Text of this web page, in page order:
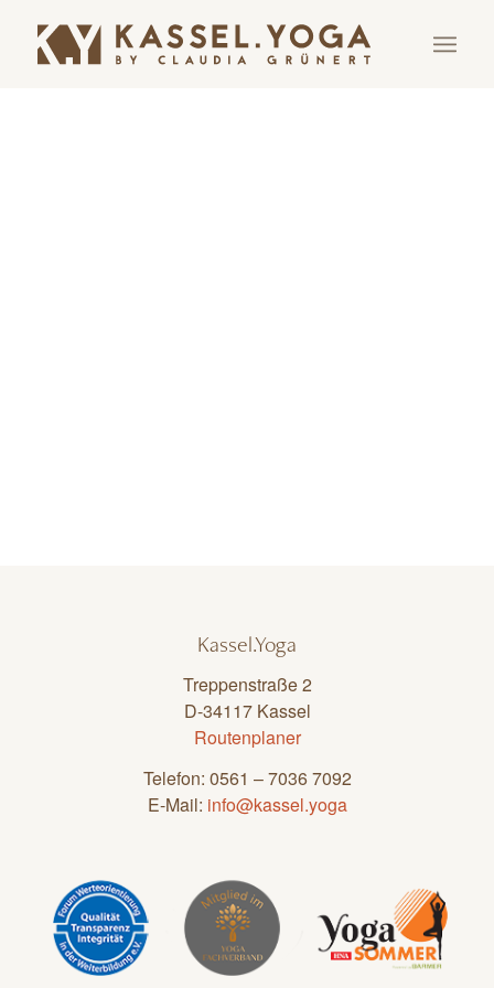
Kassel.Yoga
Treppenstraße 2
D-34117 Kassel
Routenplaner
Telefon: 0561 – 7036 7092
E-Mail: info@kassel.yoga